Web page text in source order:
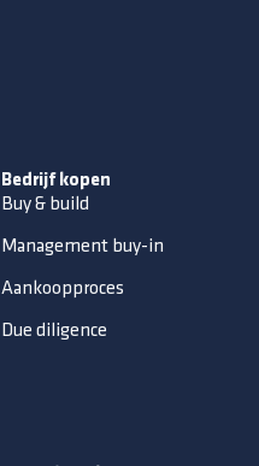
Bedrijf kopen
Buy & build
Management buy-in
Aankoopproces
Due diligence